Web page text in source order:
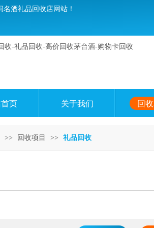
名酒礼品回收店网站！
页 关于我们 回
>> 回收项目 >> 礼品回收